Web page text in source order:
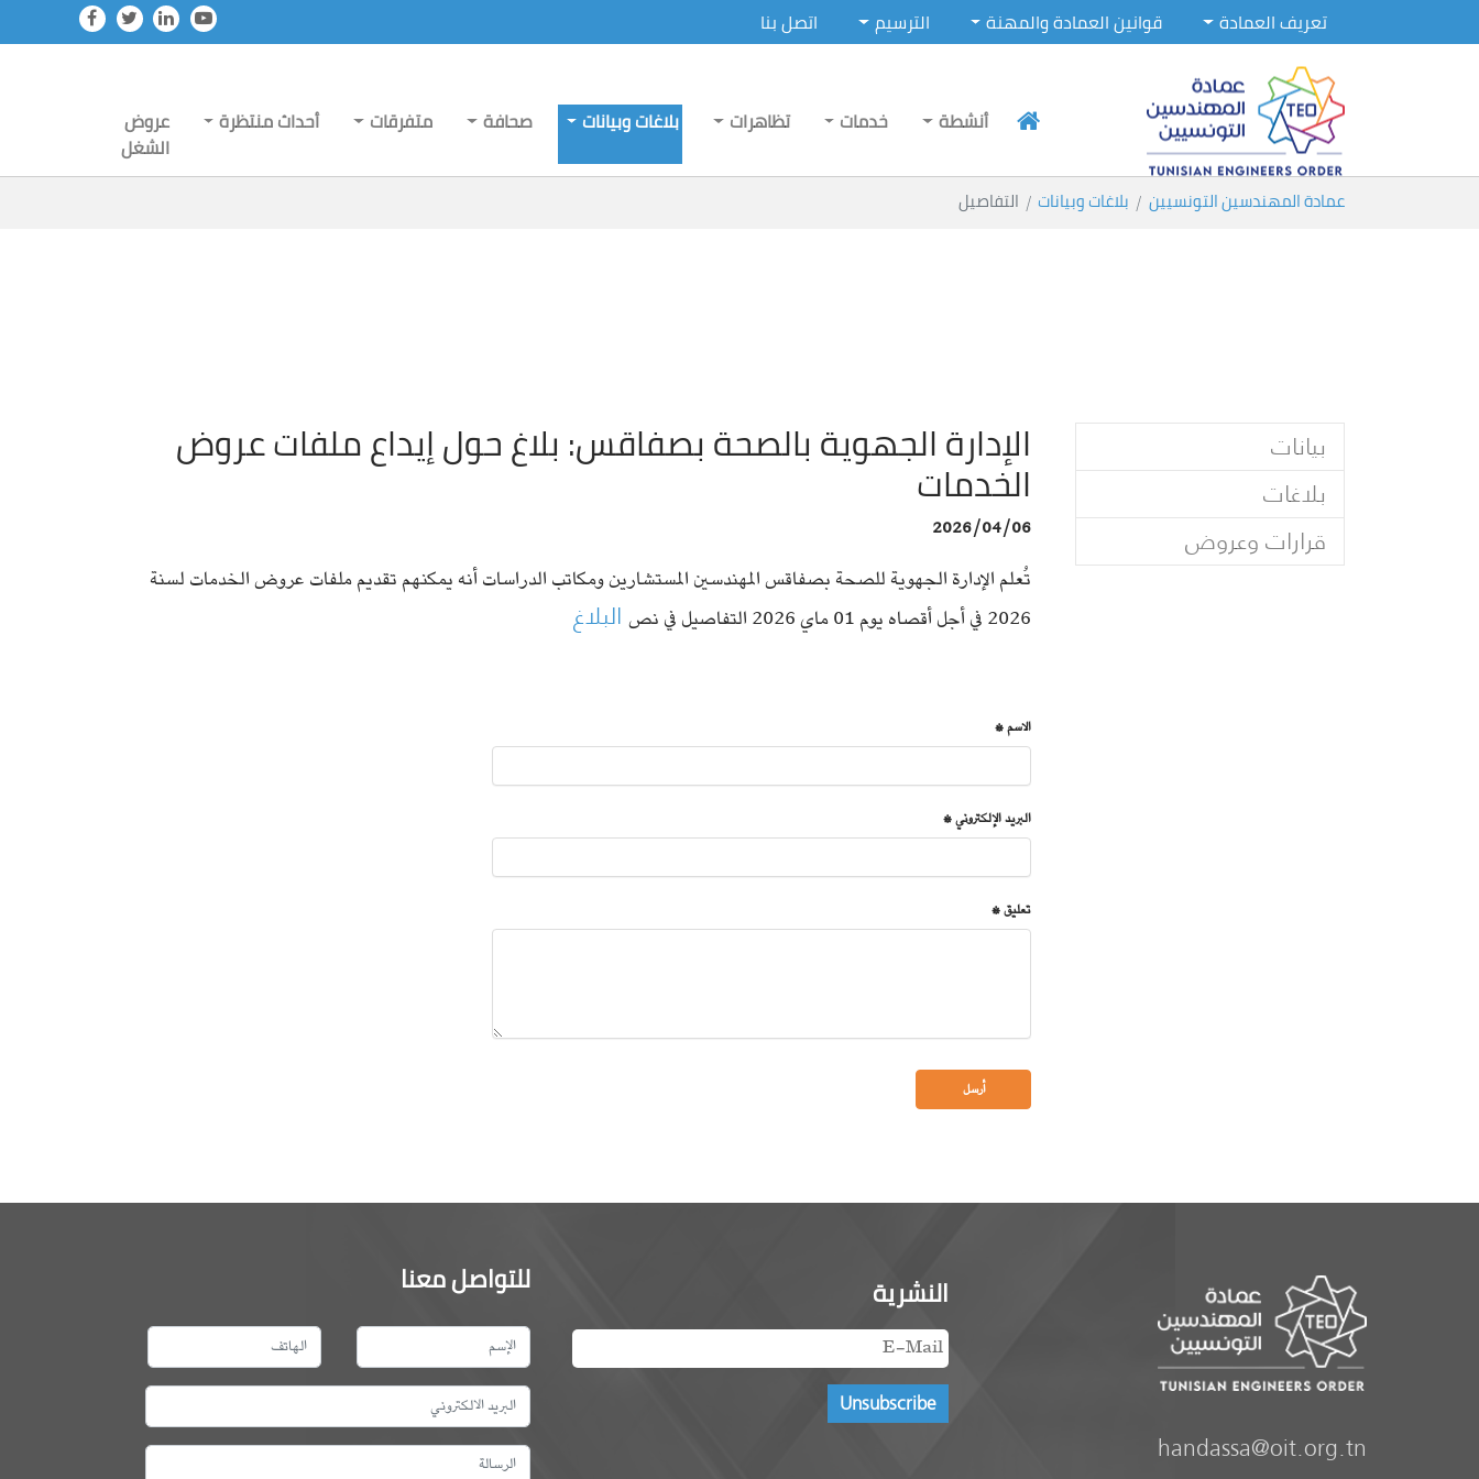
Skip to main content
تعريف العمادة قوانين العمادة والمهنة الترسيم اتصل بنا
أنشطة خدمات تظاهرات بلاغات وبيانات صحافة متفرقات أحداث منتظرة
عروض
الشغل
You are here:
عمادة المهندسين التونسيين بلاغات وبيانات التفاصيل
بيانات
بلاغات
قرارات وعروض
الإدارة الجهوية بالصحة بصفاقس: بلاغ حول إيداع ملفات عروض
الخدمات
2026/04/06
تُعلم الإدارة الجهوية للصحة بصفاقس المهندسين المستشارين ومكاتب الدراسات أنه يمكنهم تقديم ملفات عروض الخدمات لسنة
2026 في أجل أقصاه يوم 01 ماي 2026 التفاصيل في نص
البلاغ
الاسم *
البريد الإلكتروني *
تعليق *
handassa@oit.org.tn
النشرية للتواصل معنا